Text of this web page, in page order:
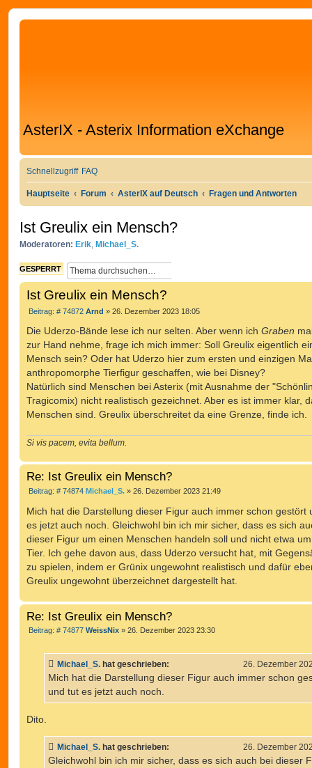
AsterIX - Asterix Information eXchange
Schnellzugriff FAQ
Hauptseite Forum AsterIX auf Deutsch Fragen und Antworten
Ist Greulix ein Mensch?
Moderatoren: Erik, Michael_S.
GESPERRT
U
R
T
E
R
T
U
C
Ist Greulix ein Mensch?
Beitrag: # 74872B
i
r
a
g
Arnd » 26. Dezember 2023 18:05
Die Uderzo-Bände lese ich nur selten. Aber wenn ich Graben
zur Hand nehme, frage ich mich immer: Soll Greulix eigentlich
Mensch sein? Oder hat Uderzo hier zum ersten und einzigen
anthropomorphe Tierfigur geschaffen, wie bei Disney?
Natürlich sind Menschen bei Asterix (mit Ausnahme der
Tragicomix) nicht realistisch gezeichnet. Aber es ist immer klar,
Menschen sind. Greulix überschreitet da eine Grenze, finde ich.
Si vis pacem, evita bellum.
Re: Ist Greulix ein Mensch?
Beitrag: # 74874B
i
t
g
Michael_S. » 26. Dezember 2023 21:49
Mich hat die Darstellung dieser Figur auch immer schon gestört
es jetzt auch noch. Gleichwohl bin ich mir sicher, dass es sich
dieser Figur um einen Menschen handeln soll und nicht etwa
Tier. Ich gehe davon aus, dass Uderzo versucht hat, mit
zu spielen, indem er Grünix ungewohnt realistisch und dafür
Greulix ungewohnt überzeichnet dargestellt hat.
Re: Ist Greulix ein Mensch?
Beitrag: # 74877B
r
a
WeissNix » 26. Dezember 2023 23:30
Michael_S. hat geschrieben: 26. Dezember
Mich hat die Darstellung dieser Figur auch immer schon
und tut es jetzt auch noch.
Dito.
Michael_S. hat geschrieben: 26. Dezember
Gleichwohl bin ich mir sicher, dass es sich auch bei dieser